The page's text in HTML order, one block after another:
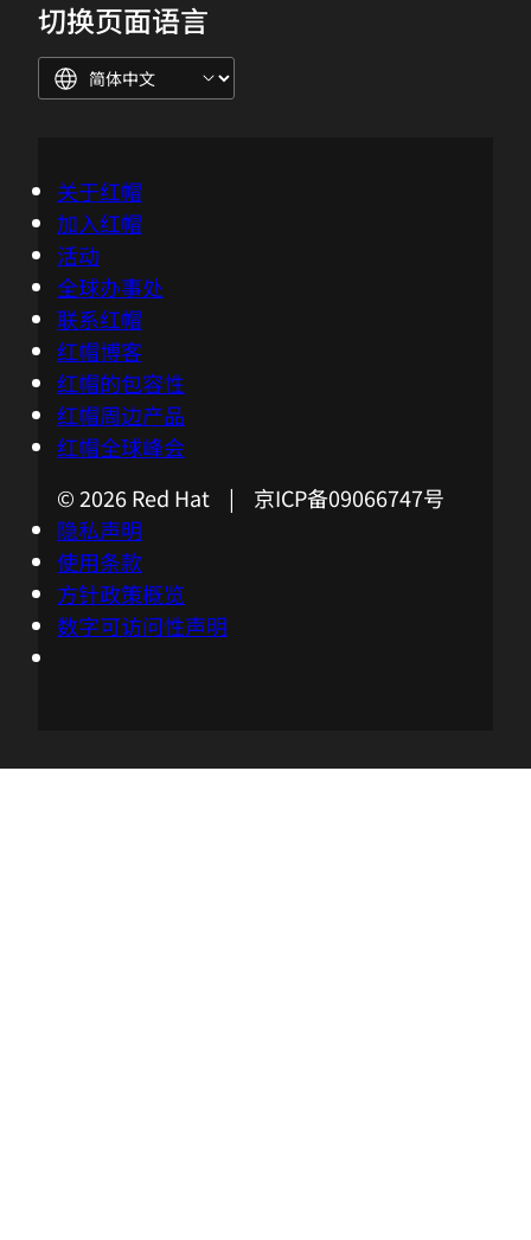
切换页面语言
关于红帽
加入红帽
活动
全球办事处
联系红帽
红帽博客
红帽的包容性
红帽周边产品
红帽全球峰会
© 2026 Red Hat | 京ICP备09066747号
隐私声明
使用条款
方针政策概览
数字可访问性声明